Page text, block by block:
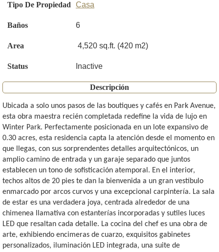
Tipo De Propiedad Casa
Baños 6
Area 4,520 sq.ft. (420 m2)
Status Inactive
Descripción
Ubicada a solo unos pasos de las boutiques y cafés en Park Avenue,
esta obra maestra recién completada redefine la vida de lujo en
Winter Park. Perfectamente posicionada en un lote expansivo de
0.30 acres, esta residencia capta la atención desde el momento en
que llegas, con sus sorprendentes detalles arquitectónicos, un
amplio camino de entrada y un garaje separado que juntos
establecen un tono de sofisticación atemporal. En el interior,
techos altos de 20 pies te dan la bienvenida a un gran vestíbulo
enmarcado por arcos curvos y una excepcional carpintería. La sala
de estar es una verdadera joya, centrada alrededor de una
chimenea llamativa con estanterías incorporadas y sutiles luces
LED que resaltan cada detalle. La cocina del chef es una obra de
arte, exhibiendo encimeras de cuarzo, exquisitos gabinetes
personalizados, iluminación LED integrada, una suite de